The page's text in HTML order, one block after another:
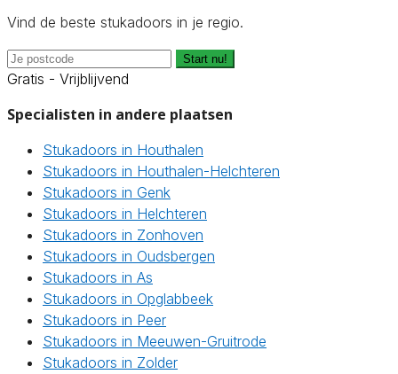
Vind de beste stukadoors in je regio.
Start nu!
Gratis - Vrijblijvend
Specialisten in andere plaatsen
Stukadoors in Houthalen
Stukadoors in Houthalen-Helchteren
Stukadoors in Genk
Stukadoors in Helchteren
Stukadoors in Zonhoven
Stukadoors in Oudsbergen
Stukadoors in As
Stukadoors in Opglabbeek
Stukadoors in Peer
Stukadoors in Meeuwen-Gruitrode
Stukadoors in Zolder